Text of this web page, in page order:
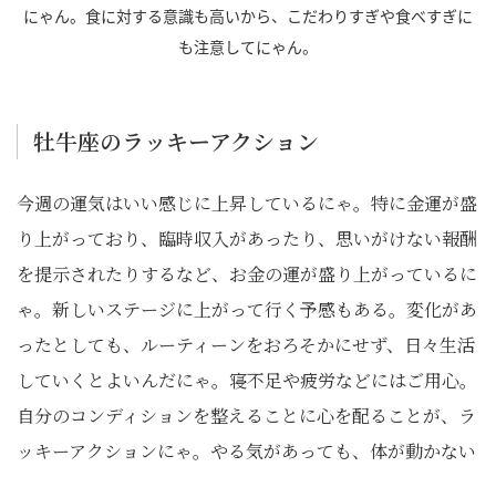
にゃん。食に対する意識も高いから、こだわりすぎや食べすぎに
も注意してにゃん。
牡牛座のラッキーアクション
今週の運気はいい感じに上昇しているにゃ。特に金運が盛
り上がっており、臨時収入があったり、思いがけない報酬
を提示されたりするなど、お金の運が盛り上がっているに
ゃ。新しいステージに上がって行く予感もある。変化があ
ったとしても、ルーティーンをおろそかにせず、日々生活
していくとよいんだにゃ。寝不足や疲労などにはご用心。
自分のコンディションを整えることに心を配ることが、ラ
ッキーアクションにゃ。やる気があっても、体が動かない